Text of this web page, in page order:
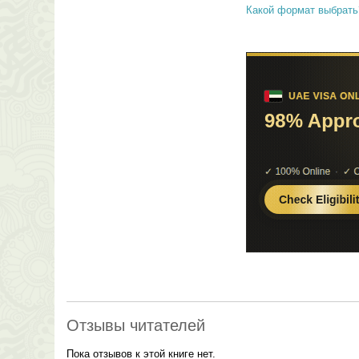
Какой формат
Отзывы читателей
Пока отзывов к этой книге нет.